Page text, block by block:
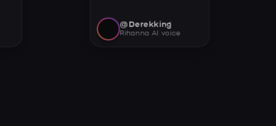
@Derekking
Rihanna AI voice